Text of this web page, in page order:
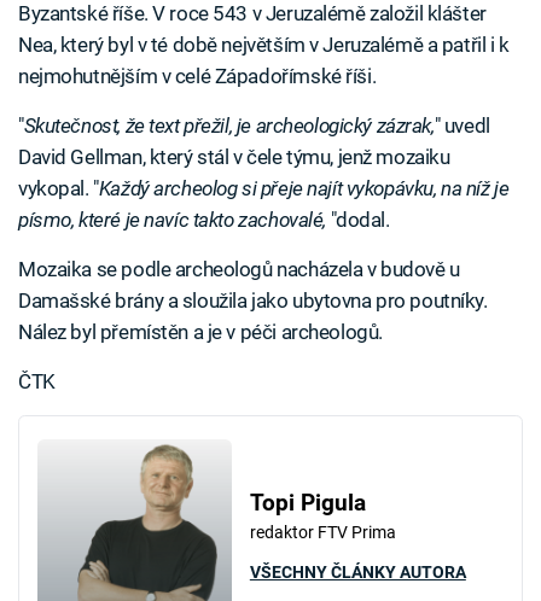
Byzantské říše. V roce 543 v Jeruzalémě založil klášter
Nea, který byl v té době největším v Jeruzalémě a patřil i k
nejmohutnějším v celé Západořímské říši.
"Skutečnost, že text přežil, je archeologický zázrak," uvedl
David Gellman, který stál v čele týmu, jenž mozaiku
vykopal. "Každý archeolog si přeje najít vykopávku, na níž je
písmo, které je navíc takto zachovalé, "dodal.
Mozaika se podle archeologů nacházela v budově u
Damašské brány a sloužila jako ubytovna pro poutníky.
Nález byl přemístěn a je v péči archeologů.
ČTK
Topi Pigula
redaktor FTV Prima
VŠECHNY ČLÁNKY AUTORA